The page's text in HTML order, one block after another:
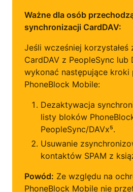
Ważne dla osób
synchronizacji CardDAV:
Jeśli wcześniej korzystałeś
CardDAV z PeopleSync lub
wykonać następujące kroki
PhoneBlock Mobile:
Dezaktywacja
listy bloków
PeopleSync/DAVx⁵.
Usuwanie
kontaktów SPAM z
Powód: Ze względu na
PhoneBlock Mobile nie